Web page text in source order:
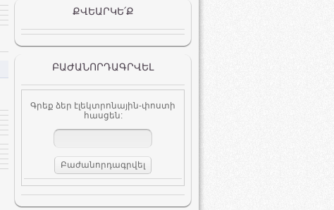
ՔՎԵԱՐԿԵ՛Ք
ԲԱԺԱՆՈՐԴԱԳՐՎԵԼ
Գրեք ձեր էլեկտրոնային-փոստի
հասցեն: